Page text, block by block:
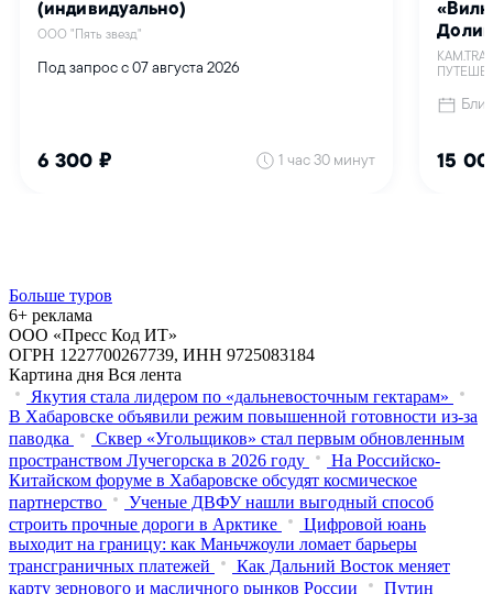
Больше туров
6+ реклама
ООО «Пресс Код ИТ»
ОГРН 1227700267739, ИНН 9725083184
Картина дня Вся лента
Якутия стала лидером по «дальневосточным гектарам»
В Хабаровске объявили режим повышенной готовности из‑за
паводка
Сквер «Угольщиков» стал первым обновленным
пространством Лучегорска в 2026 году
На Российско-
Китайском форуме в Хабаровске обсудят космическое
партнерство
Ученые ДВФУ нашли выгодный способ
строить прочные дороги в Арктике
Цифровой юань
выходит на границу: как Маньчжоули ломает барьеры
трансграничных платежей
Как Дальний Восток меняет
карту зернового и масличного рынков России
Путин